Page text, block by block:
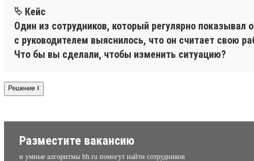
⮱ Кейс
Один из сотрудников, который регулярно
с руководителем выяснилось, что он считает свою
Что бы вы сделали, чтобы изменить ситуацию?
Решение ⭣
Разместите вакансию
и умные алгоритмы hh.ru помогут найти сотрудников